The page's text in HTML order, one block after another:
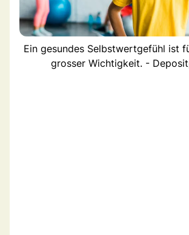
Ein gesundes Selbstwertgefühl ist
grosser Wichtigkeit. -